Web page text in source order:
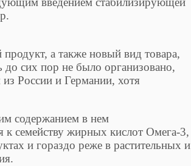
а также новый вид товара,
до сих пор не было организовано,
России и Германии, хотя
содержанием в нем
к семейству жирных кислот Омега-3,
и гораздо реже в растительных и